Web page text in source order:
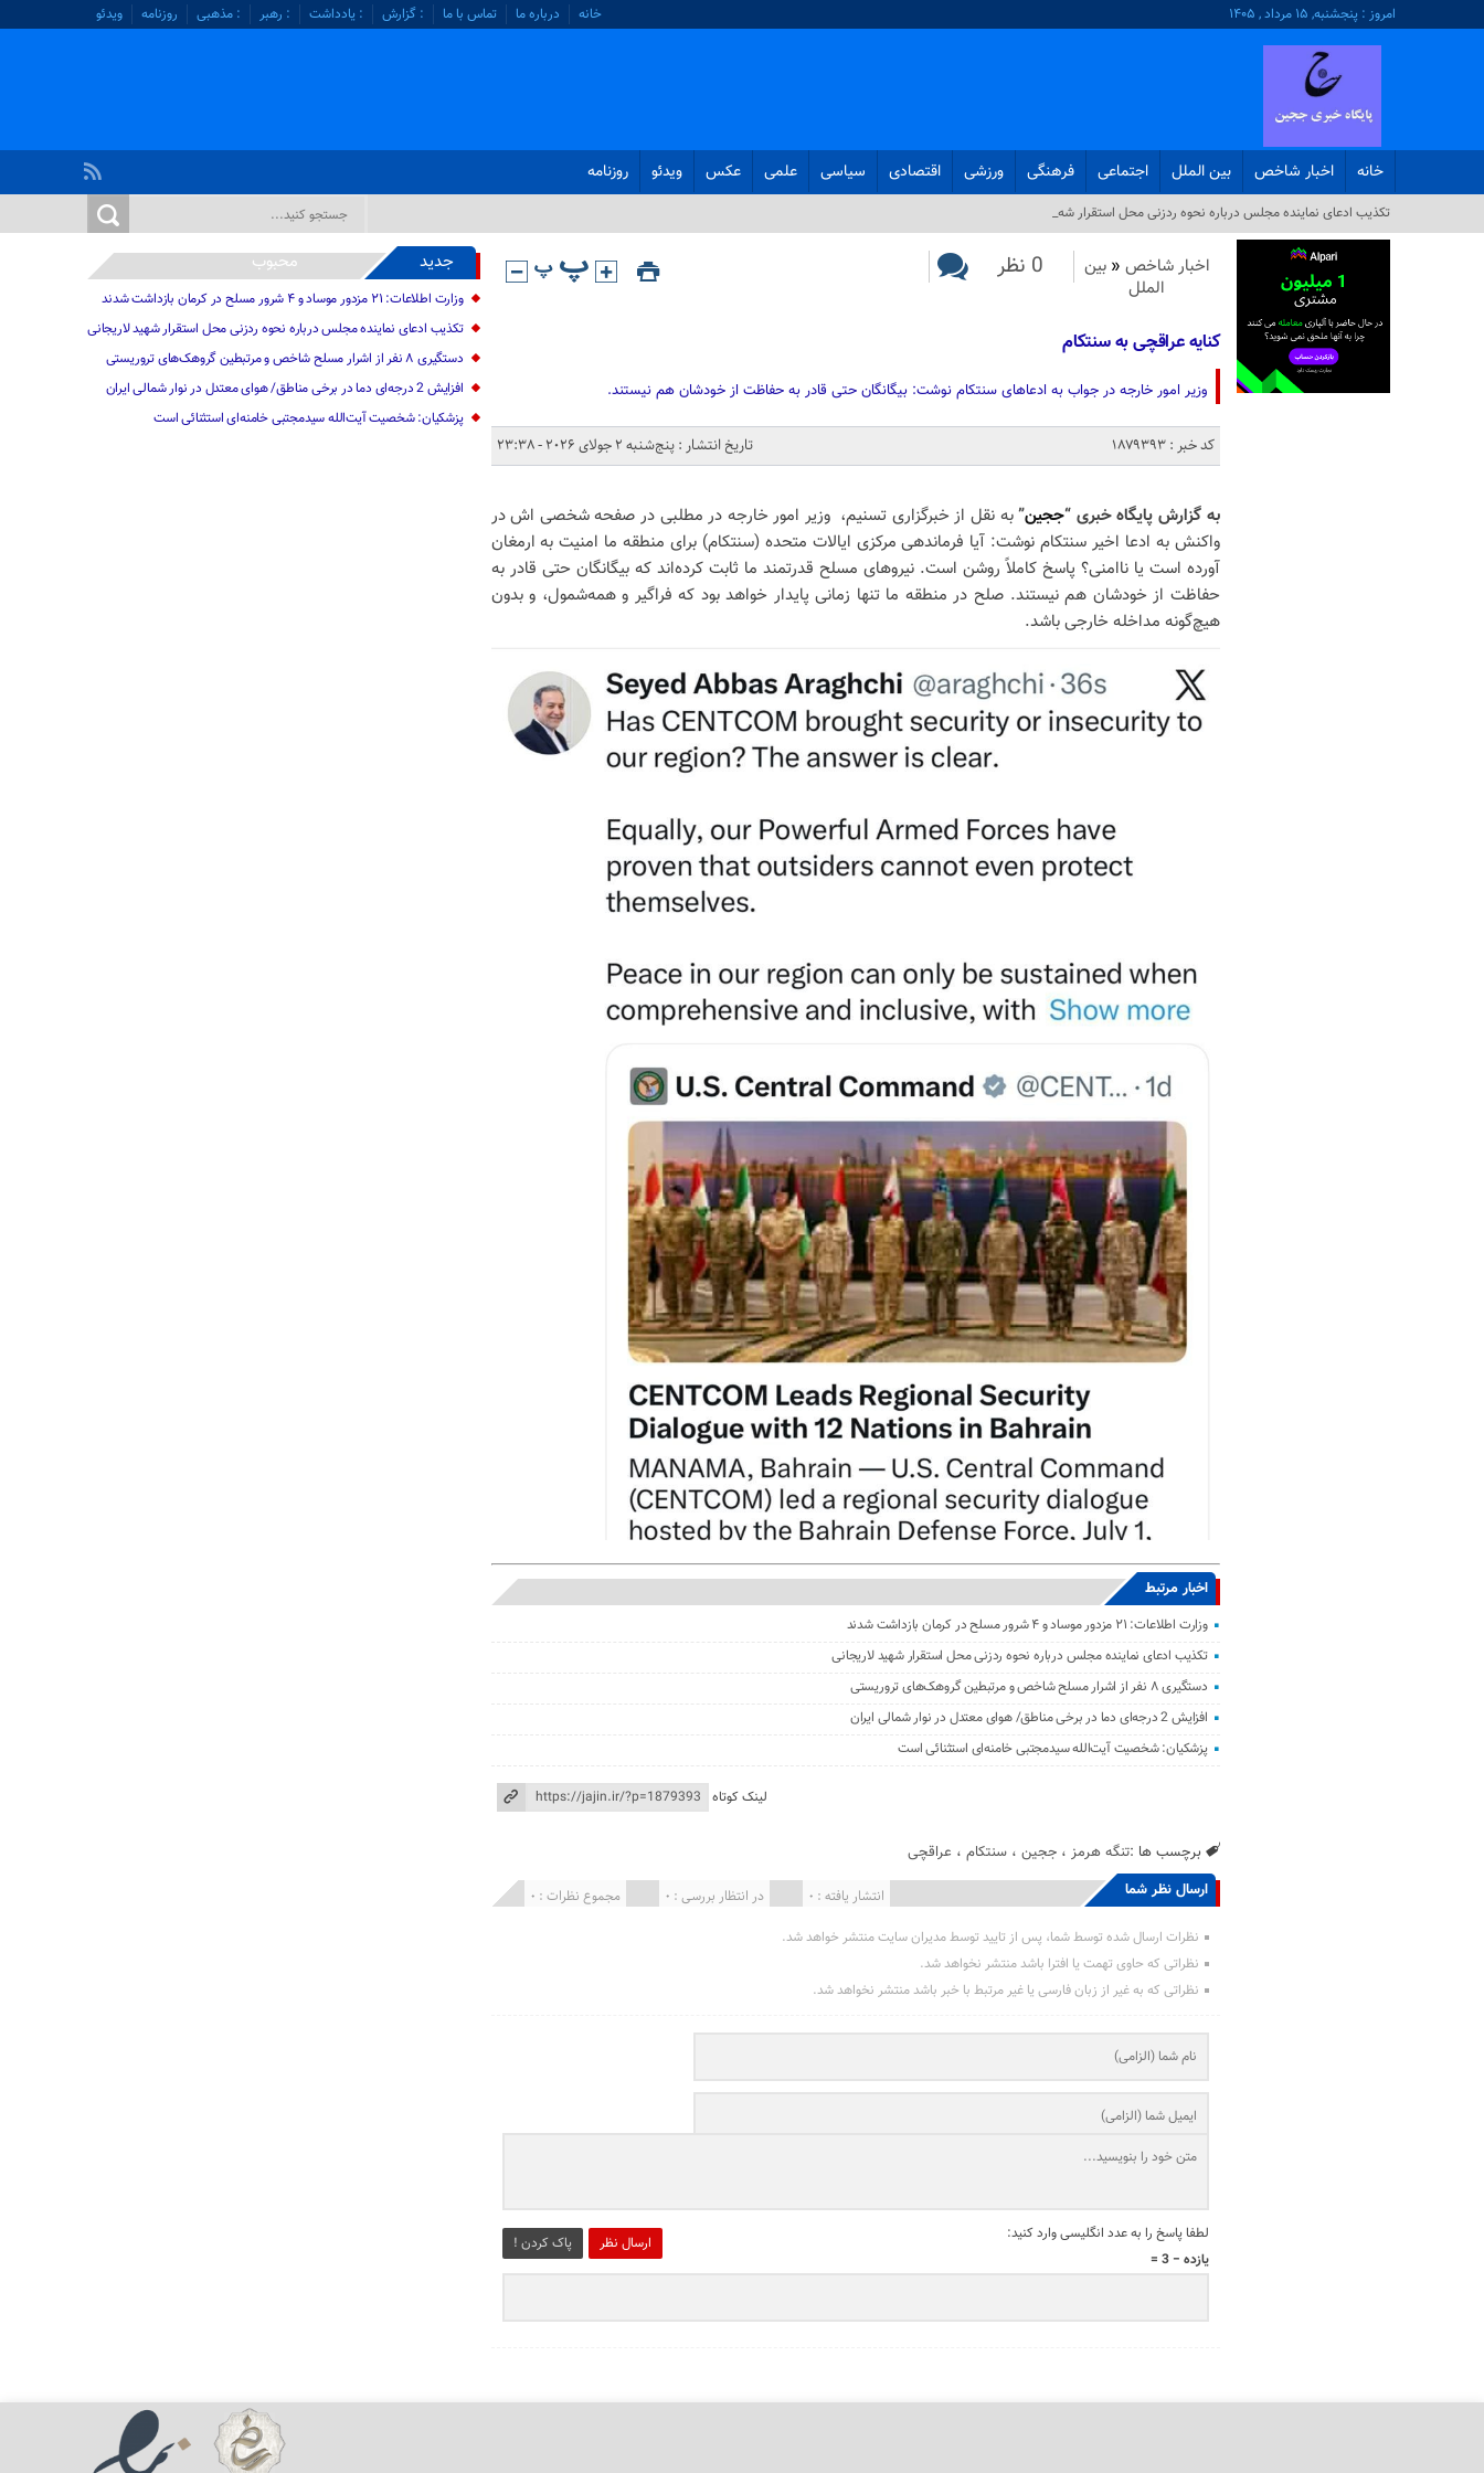
امروز : پنجشنبه, ۱۵ مرداد , ۱۴۰۵ خانه درباره ما تماس با ما : گزارش : یادداشت : رهبر : مذهبی روزنامه ویدئو
خانه اخبار شاخص بین الملل اجتماعی فرهنگی ورزشی اقتصادی سیاسی علمی عکس ویدئو روزنامه
تکذیب ادعای نماینده مجلس درباره نحوه ردزنی محل استقرار شهید لاریجا_
اخبار شاخص « بین
الملل
0 نظر
کنایه عراقچی به سنتکام
وزیر امور خارجه در جواب به ادعاهای سنتکام نوشت: بیگانگان حتی قادر به حفاظت از خودشان هم نیستند.
کد خبر : 1879393 تاریخ انتشار : پنج‌شنبه 2 جولای 2026 - 23:38
به گزارش پایگاه خبری “ججین”به نقل از خبرگزاری تسنیم، وزیر امور خارجه در مطلبی در صفحه شخصی اش در
واکنش به ادعا اخیر سنتکام نوشت: آیا فرماندهی مرکزی ایالات متحده (سنتکام) برای منطقه ما امنیت به ارمغان
آورده است یا ناامنی؟ پاسخ کاملاً روشن است. نیروهای مسلح قدرتمند ما ثابت کرده‌اند که بیگانگان حتی قادر به
حفاظت از خودشان هم نیستند. صلح در منطقه ما تنها زمانی پایدار خواهد بود که فراگیر و همه‌شمول، و بدون
هیچ‌گونه مداخله خارجی باشد.
اخبار مرتبط
وزارت اطلاعات: ۲۱ مزدور موساد و ۴ شرور مسلح در کرمان بازداشت شدند
تکذیب ادعای نماینده مجلس درباره نحوه ردزنی محل استقرار شهید لاریجانی
دستگیری ۸ نفر از اشرار مسلح شاخص و مرتبطین گروهک‌های تروریستی
افزایش 2 درجه‌ای دما در برخی مناطق/ هوای معتدل در نوار شمالی ایران
پزشکیان: شخصیت آیت‌الله سیدمجتبی خامنه‌ای استثنائی است
لینک کوتاه
برچسب ها :تنگه هرمز ،ججین ،سنتکام ، عراقچی
ارسال نظر شما مجموع نظرات : 0 در انتظار بررسی : 0 انتشار یافته : 0
نظرات ارسال شده توسط شما، پس از تایید توسط مدیران سایت منتشر خواهد شد.
نظراتی که حاوی تهمت یا افترا باشد منتشر نخواهد شد.
نظراتی که به غیر از زبان فارسی یا غیر مرتبط با خبر باشد منتشر نخواهد شد.
ارسال نظر پاک کردن !
لطفا پاسخ را به عدد انگلیسی وارد کنید:
یازده − 3 =
جدید محبوب
وزارت اطلاعات: ۲۱ مزدور موساد و ۴ شرور مسلح در کرمان بازداشت شدند
تکذیب ادعای نماینده مجلس درباره نحوه ردزنی محل استقرار شهید لاریجانی
دستگیری ۸ نفر از اشرار مسلح شاخص و مرتبطین گروهک‌های تروریستی
افزایش 2 درجه‌ای دما در برخی مناطق/ هوای معتدل در نوار شمالی ایران
پزشکیان: شخصیت آیت‌الله سیدمجتبی خامنه‌ای استثنائی است